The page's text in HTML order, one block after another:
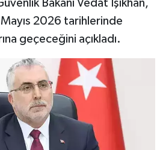
Bakanı Vedat Işıkhan,
2026 tarihlerinde
geçeceğini açıkladı.